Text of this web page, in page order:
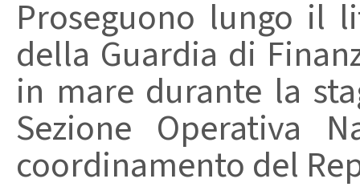
Proseguono lungo il
della Guardia di
in mare durante la
Sezione Operativa
coordinamento del